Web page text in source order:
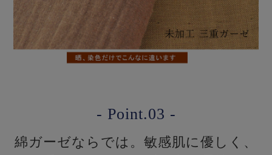
- Point.03 -
綿ガーゼならでは。敏感肌に優しく、